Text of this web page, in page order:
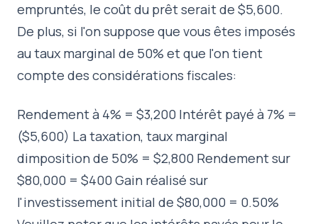
empruntés, le coût du prêt serait de $5,600.
De plus, si l'on suppose que vous êtes imposés
au taux marginal de 50% et que l'on tient
compte des considérations fiscales:
Rendement à 4% = $3,200 Intérêt payé à 7% =
($5,600) La taxation, taux marginal
dimposition de 50% = $2,800 Rendement sur
$80,000 = $400 Gain réalisé sur
l'investissement initial de $80,000 = 0.50%